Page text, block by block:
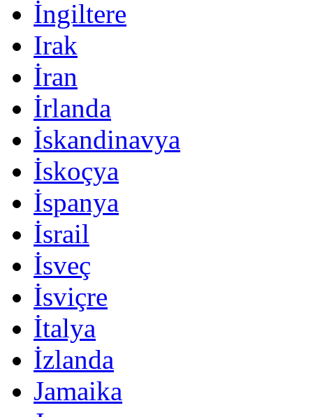
İngiltere
Irak
İran
İrlanda
İskandinavya
İskoçya
İspanya
İsrail
İsveç
İsviçre
İtalya
İzlanda
Jamaika